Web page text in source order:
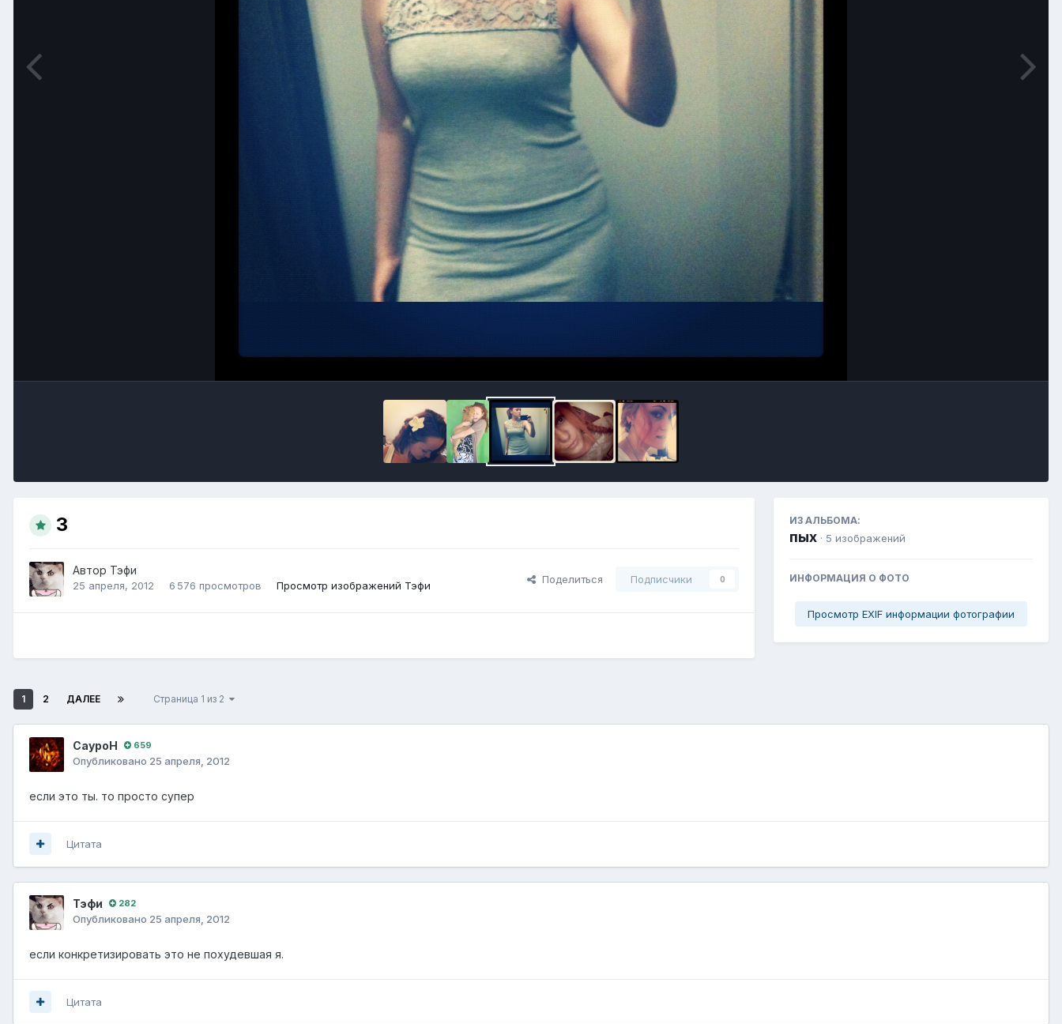
3
Автор Тэфи
25 апреля, 2012 6 576 просмотров Просмотр изображений Тэфи
Поделиться Подписчики 0
ИЗ АЛЬБОМА:
пых · 5 изображений
ИНФОРМАЦИЯ О ФОТО
Просмотр EXIF информации фотографии
1 2 ДАЛЕЕ Страница 1 из 2
СауроН 659
Опубликовано 25 апреля, 2012
если это ты. то просто супер
Цитата
Тэфи 282
Опубликовано 25 апреля, 2012
если конкретизировать это не похудевшая я.
Цитата